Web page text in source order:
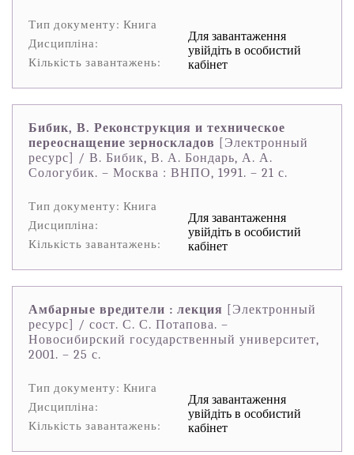
Тип документу: Книга
Дисципліна:
Кількість завантажень:
Для завантаження
увійдіть в особистий
кабінет
Бибик, В. Реконструкция и техническое
переоснащение зерноскладов [Электронный
ресурс] / В. Бибик, В. А. Бондарь, А. А.
Сологубик. – Москва : ВНПО, 1991. – 21 с.
Тип документу: Книга
Дисципліна:
Кількість завантажень:
Для завантаження
увійдіть в особистий
кабінет
Амбарные вредители : лекция [Электронный
ресурс] / сост. С. С. Потапова. –
Новосибирский государственный университет,
2001. – 25 с.
Тип документу: Книга
Дисципліна:
Кількість завантажень:
Для завантаження
увійдіть в особистий
кабінет